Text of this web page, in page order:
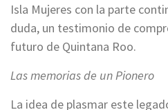
Isla Mujeres con la parte
duda, un testimonio de
futuro de Quintana Roo.
Las memorias de un Pionero
La idea de plasmar este